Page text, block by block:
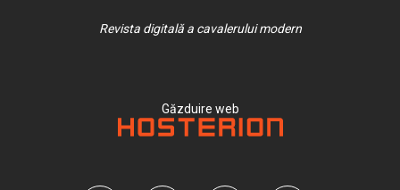
Revista digitală a cavalerului modern
Găzduire web